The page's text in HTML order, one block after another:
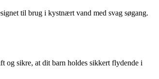
til brug i kystnært vand med svag søgang.
og sikre, at dit barn holdes sikkert flydende i